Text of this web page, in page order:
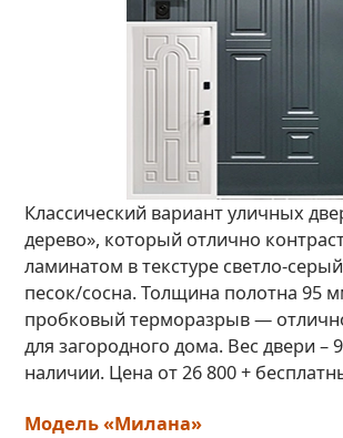
Классический вариант уличных
дерево», который отлично
ламинатом в текстуре светло-
песок/сосна. Толщина полотна 95
пробковый терморазрыв —
для загородного дома. Вес двери –
наличии. Цена от 26 800 +
Модель «Милана»